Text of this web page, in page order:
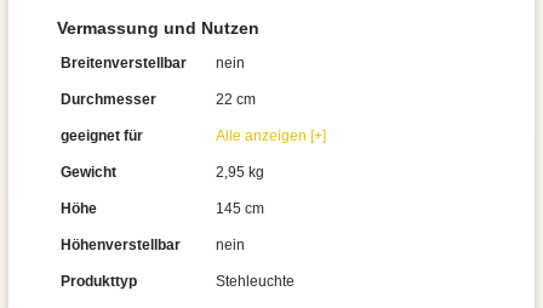
Vermassung und Nutzen
Breitenverstellbar nein
Durchmesser 22 cm
geeignet für Alle anzeigen [+]
Gewicht 2,95 kg
Höhe 145 cm
Höhenverstellbar nein
Produkttyp Stehleuchte